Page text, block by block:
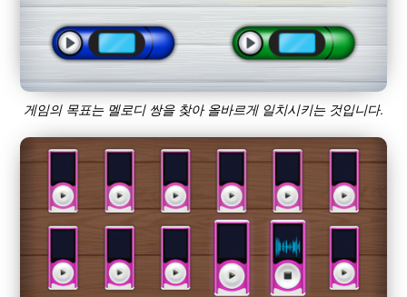
게임의 목표는 멜로디 쌍을 찾아 올바르게 일치시키는 것입니다.